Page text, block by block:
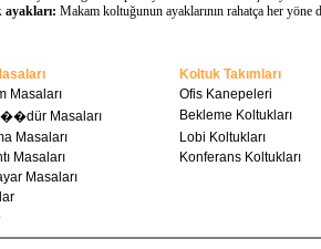
ayakları: Makam koltuğunun ayaklarının rahatça her
Koltuk Takımları
Masaları
Ofis Kanepeleri
Masaları
Bekleme Koltukları
Masaları
Lobi Koltukları
Masaları
Konferans Koltukları
Masaları